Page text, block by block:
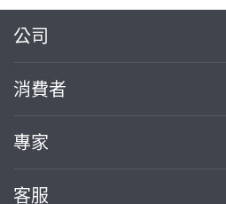
公司
關於我們
部落格
加入我們
消費者
買服務
專家
案件中心
客服
繼續完成